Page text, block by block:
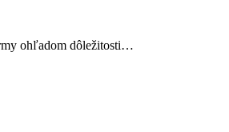
ohľadom dôležitosti…